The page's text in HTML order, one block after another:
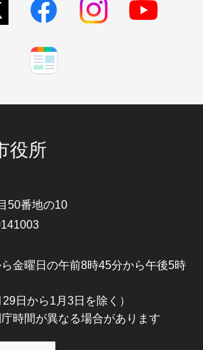
役所
50番地の10
金曜日の午前8時45分から午後5時
日から1月3日を除く）
時間が異なる場合があります